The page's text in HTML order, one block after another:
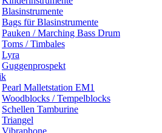
Blasinstrumente
Bags für Blasinstrumente
Pauken / Marching Bass Drum
Toms / Timbales
Lyra
Guggenprospekt
Pearl Malletstation EM1
Woodblocks / Tempelblocks
Schellen Tamburine
Triangel
Vibraphone